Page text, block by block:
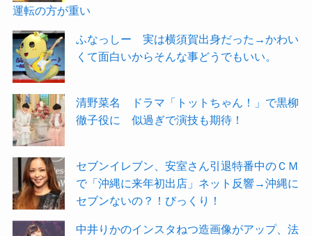
運転の方が重い
ふなっしー 実は横須賀出身だった→かわい
くて面白いからそんな事どうでもいい。
清野菜名 ドラマ「トットちゃん！」で黒柳
徹子役に 似過ぎで演技も期待！
セブンイレブン、安室さん引退特番中のＣＭ
で「沖縄に来年初出店」ネット反響→沖縄に
セブンないの？！びっくり！
中井りかのインスタねつ造画像がアップ、法